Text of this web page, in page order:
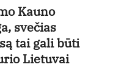
Kauno
svečias
tai gali būti
Lietuvai